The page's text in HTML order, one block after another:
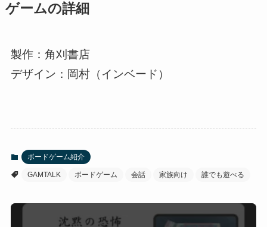
ゲームの詳細
製作：角刈書店
デザイン：岡村（インベード）
ボードゲーム紹介
GAMTALK ボードゲーム 会話 家族向け 誰でも遊べる